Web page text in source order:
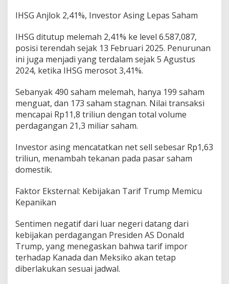
IHSG Anjlok 2,41%, Investor Asing Lepas Saham
IHSG ditutup melemah 2,41% ke level 6.587,087,
posisi terendah sejak 13 Februari 2025. Penurunan
ini juga menjadi yang terdalam sejak 5 Agustus
2024, ketika IHSG merosot 3,41%.
Sebanyak 490 saham melemah, hanya 199 saham
menguat, dan 173 saham stagnan. Nilai transaksi
mencapai Rp11,8 triliun dengan total volume
perdagangan 21,3 miliar saham.
Investor asing mencatatkan net sell sebesar Rp1,63
triliun, menambah tekanan pada pasar saham
domestik.
Faktor Eksternal: Kebijakan Tarif Trump Memicu
Kepanikan
Sentimen negatif dari luar negeri datang dari
kebijakan perdagangan Presiden AS Donald
Trump, yang menegaskan bahwa tarif impor
terhadap Kanada dan Meksiko akan tetap
diberlakukan sesuai jadwal.